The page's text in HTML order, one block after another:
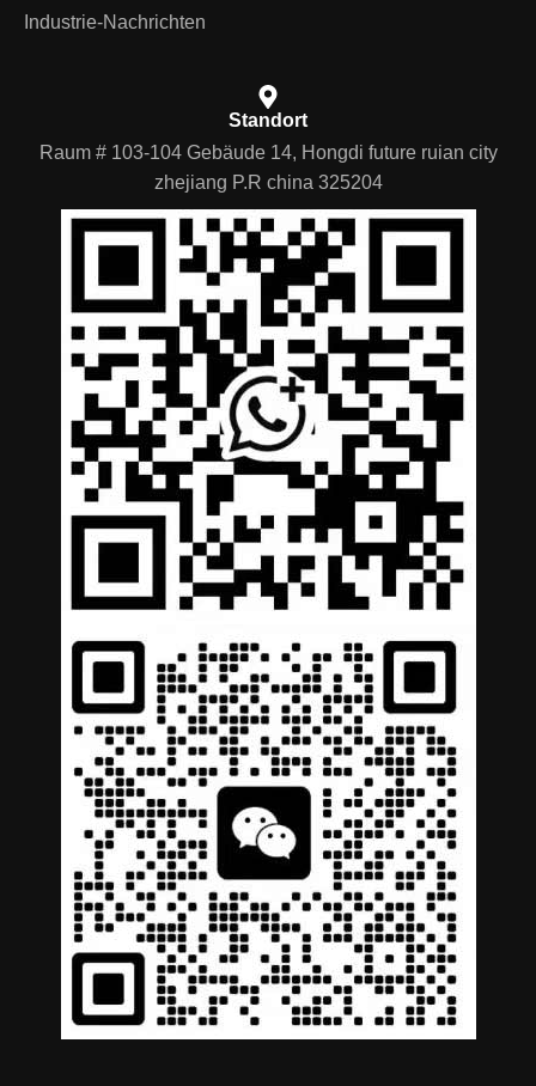
Industrie-Nachrichten
Standort
Raum # 103-104 Gebäude 14, Hongdi future ruian city
zhejiang P.R china 325204
Portuguese